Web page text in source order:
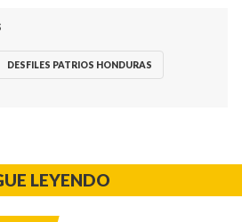
DESFILES PATRIOS HONDURAS
LEYENDO